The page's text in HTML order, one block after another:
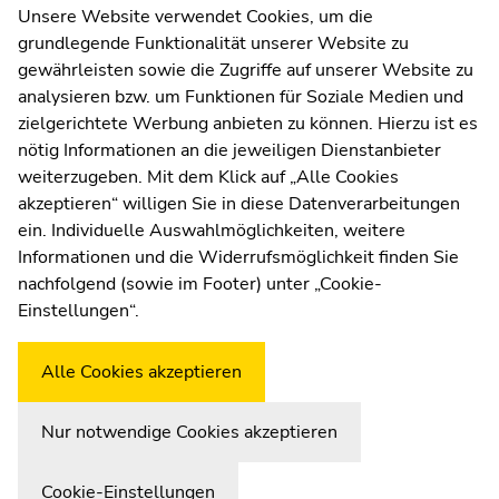
Kommunikation und Öffentlichkeitsarbeit
Moodle
UNIGRAZonline
Impressum
Datenschutzerklärung
Cookie-Einstellungen
Barrierefreiheitserklärung
WetterstationUni Graz
Unsere Website verwendet Cookies, um die
grundlegende Funktionalität unserer Website zu
gewährleisten sowie die Zugriffe auf unserer Website zu
analysieren bzw. um Funktionen für Soziale Medien und
zielgerichtete Werbung anbieten zu können. Hierzu ist es
nötig Informationen an die jeweiligen Dienstanbieter
weiterzugeben. Mit dem Klick auf „Alle Cookies
akzeptieren“ willigen Sie in diese Datenverarbeitungen
ein. Individuelle Auswahlmöglichkeiten, weitere
Informationen und die Widerrufsmöglichkeit finden Sie
nachfolgend (sowie im Footer) unter „Cookie-
Einstellungen“.
Alle Cookies akzeptieren
Nur notwendige Cookies akzeptieren
Cookie-Einstellungen